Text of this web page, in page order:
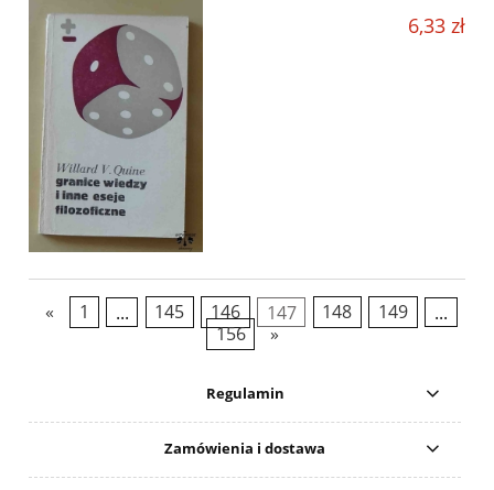
6,33 zł
« 1 ... 145 146 147 148 149
...
156
»
Regulamin
Zamówienia i dostawa